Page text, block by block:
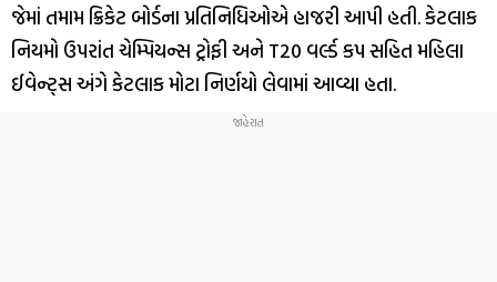
જેમાં તમામ ક્રિકેટ બોર્ડના પ્રતિનિધિઓએ હાજરી આપી હતી. કેટલાક
નિયમો ઉપરાંત ચેમ્પિયન્સ ટ્રોફી અને T20 વર્લ્ડ કપ સહિત મહિલા
ઈવેન્ટ્સ અંગે કેટલાક મોટા નિર્ણયો લેવામાં આવ્યા હતા.